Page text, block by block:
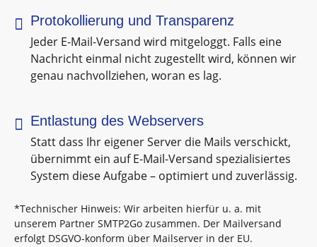
 Protokollierung und Transparenz
Jeder E-Mail-Versand wird mitgeloggt. Falls eine
Nachricht einmal nicht zugestellt wird, können wir
genau nachvollziehen, woran es lag.
 Entlastung des Webservers
Statt dass Ihr eigener Server die Mails verschickt,
übernimmt ein auf E-Mail-Versand spezialisiertes
System diese Aufgabe – optimiert und zuverlässig.
*Technischer Hinweis: Wir arbeiten hierfür u. a. mit
unserem Partner SMTP2Go zusammen. Der Mailversand
erfolgt DSGVO-konform über Mailserver in der EU.